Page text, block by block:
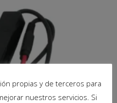
propias y de terceros para
nuestros servicios. Si